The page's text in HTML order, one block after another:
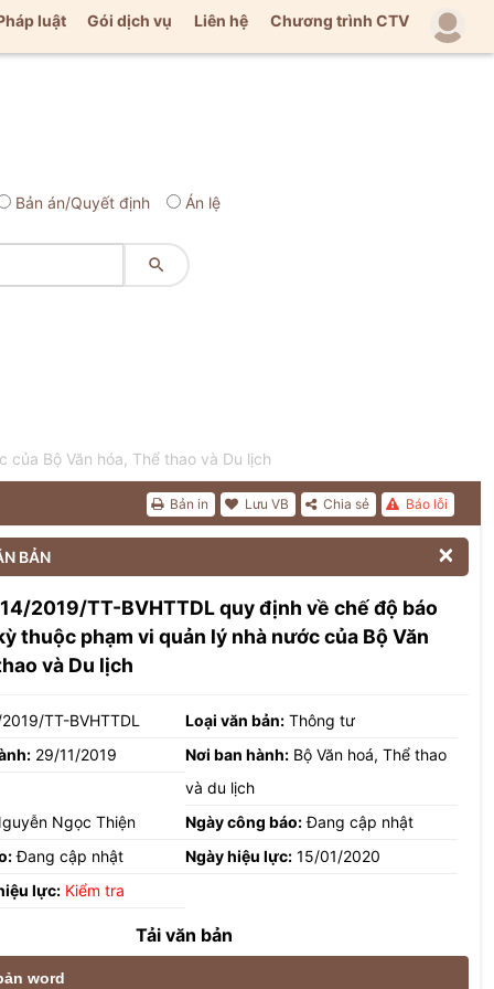
luật Gói dịch vụ Liên hệ Chương trình CTV
Bản án/Quyết định Án lệ

Bộ Văn hóa, Thể thao và Du lịch
Báo lỗi
Chia sẻ
Lưu VB
Bản in
BẢN 
2019/TT-BVHTTDL quy định về chế độ báo
thuộc phạm vi quản lý nhà nước của Bộ Văn
và Du lịch
TT-BVHTTDL Loại văn bản: Thông tư
29/11/2019 Nơi ban hành: Bộ Văn hoá, Thể thao
và du lịch
Ngọc Thiện Ngày công báo:Đang cập nhật
Đang cập nhật Ngày hiệu lực: 15/01/2020
lực: Kiểm tra
Tải văn bản
word